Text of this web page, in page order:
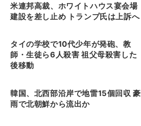
米連邦高裁、ホワイトハウス宴会場
建設を差し止め トランプ氏は上訴へ
タイの学校で10代少年が発砲、教
師・生徒ら6人殺害 祖父母殺害した
後移動
韓国、北西部沿岸で地雷15個回収 豪
雨で北朝鮮から流出か